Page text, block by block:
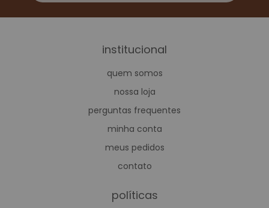
institucional
quem somos
nossa loja
perguntas frequentes
minha conta
meus pedidos
contato
políticas